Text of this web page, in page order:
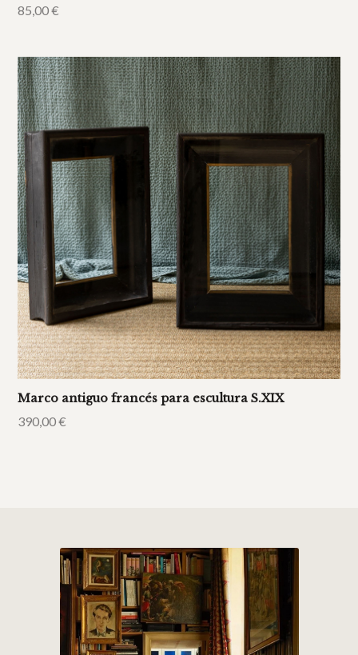
85,00€
Marco antiguo francés para escultura S.XIX
390,00€